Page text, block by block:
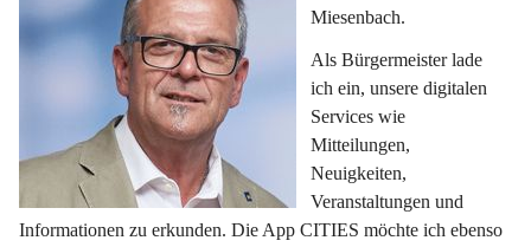
Miesenbach.
Als Bürgermeister lade
ich ein, unsere digitalen
Services wie
Mitteilungen,
Neuigkeiten,
Veranstaltungen und
Informationen zu erkunden. Die App CITIES möchte ich ebenso